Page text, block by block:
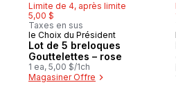
Limite de 4, après limite
5,00 $
Taxes en sus
Coup de cœur
le Choix du Président
Lot de 5 breloques
Gouttelettes – rose
1 ea, 5,00 $/1ch
Magasiner Offre